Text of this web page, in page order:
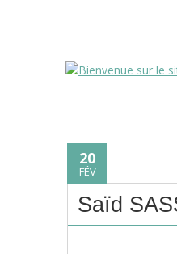
20
FÉV
Saïd